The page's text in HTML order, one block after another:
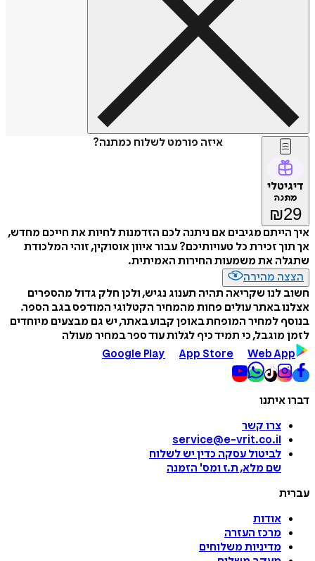
איזה פורמט לשלוח כמתנה?
דיגיטלי
מתנה
₪29
איך הייתם מגיבים אם ניתנה לכם הזדמנות לחיות את חייכם מחדש,
אך תוך זכירת כל טעויותיכם? עבור איוון אוסוקין, זוהי המלכודת
שתגלה את משמעות החירות האמיתית.
הצצה מהירה
חשוב לנו שקריאה תהיה תענוג נגיש, ולכן חלק גדול מהספרים
אצלנו באתר עולים פחות מהמחיר הקטלוגי המודפס בגב הספר.
בנוסף למחיר המופחת באופן קבוע באתר, יש גם מבצעים מיוחדים
לזמן מוגבל, כי תמיד כיף לגלות עוד ספר במחיר מעולה
Google Play
App Store Web App
דברו איתנו
צרו קשר
service@e-vrit.co.il
לביטול עסקה כדין יש לשלוח
שם מלא, ת.ז ומס' הזמנה
עברית
אודות
מרכז העזרה
מדיניות משלוחים